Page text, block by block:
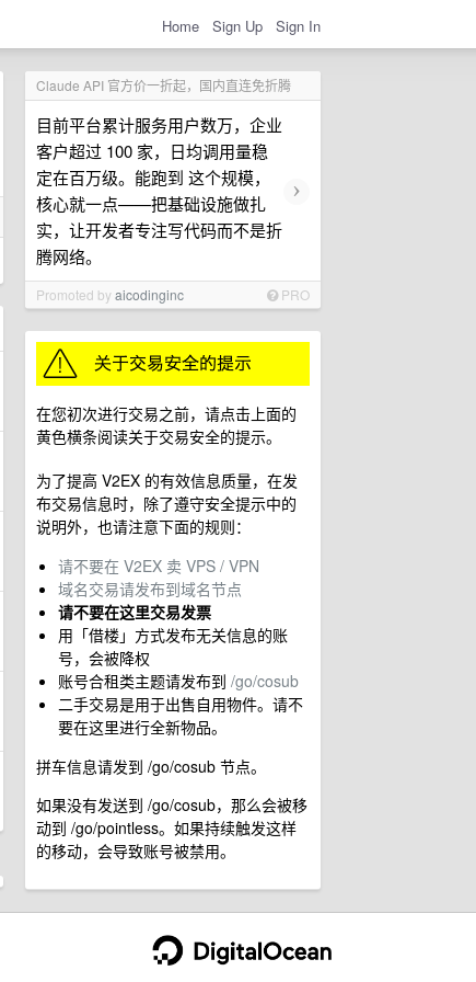
Home Sign Up Sign In
Claude API 官方价一折起，国内直连免折腾
目前平台累计服务用户数万，企业
客户超过 100 家，日均调用量稳
定在百万级。能跑到 这个规模，
核心就一点——把基础设施做扎
实，让开发者专注写代码而不是折
腾网络。
›
Promoted byaicodinginc PRO
在您初次进行交易之前，请点击上面的
黄色横条阅读关于交易安全的提示。
为了提高 V2EX 的有效信息质量，在发
布交易信息时，除了遵守安全提示中的
说明外，也请注意下面的规则：
请不要在 V2EX 卖 VPS / VPN
域名交易请发布到域名节点
请不要在这里交易发票
用「借楼」方式发布无关信息的账
号，会被降权
账号合租类主题请发布到 /go/cosub
二手交易是用于出售自用物件。请不
要在这里进行全新物品。
拼车信息请发到 /go/cosub 节点。
如果没有发送到 /go/cosub，那么会被移
动到 /go/pointless。如果持续触发这样
的移动，会导致账号被禁用。